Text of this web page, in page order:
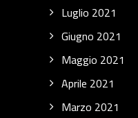
Luglio 2021
Giugno 2021
Maggio 2021
Aprile 2021
Marzo 2021